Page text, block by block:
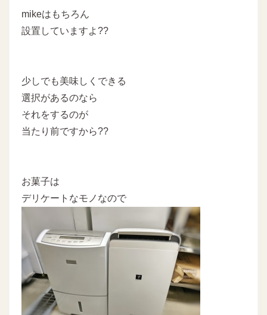
mikeはもちろん
設置していますよ??
少しでも美味しくできる
選択があるのなら
それをするのが
当たり前ですから??
お菓子は
デリケートなモノなので